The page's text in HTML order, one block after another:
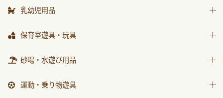
おはなしチャイルド
ﾁｬｲﾙﾄﾞﾌﾞｯｸ ｱｯﾌﾟﾙ傑作選
もこちゃんチャイルド
ワーク
画帳・おもいで
各種用紙・証書
椅子
収納用品
環境備品
乳幼児用品
乳幼児備品
保育室遊具・玩具
ままごと
知育玩具
砂場・水遊び用品
砂場用品
運動・乗り物遊具